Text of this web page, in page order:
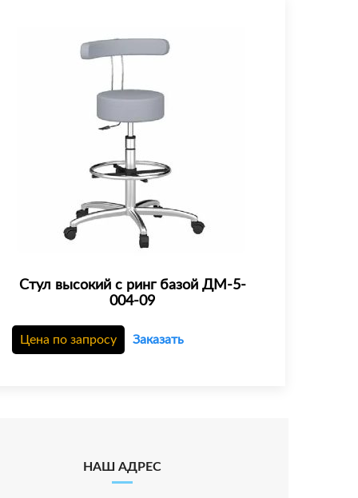
Стул высокий с ринг базой ДМ-5-
004-09
Цена по запросу Заказать
НАШ АДРЕС